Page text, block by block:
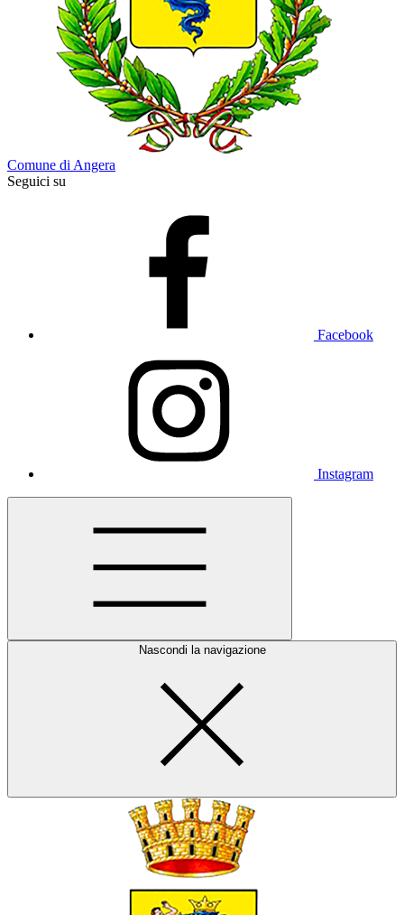
Comune di Angera
Seguici su
Facebook
Instagram
Nascondi la navigazione